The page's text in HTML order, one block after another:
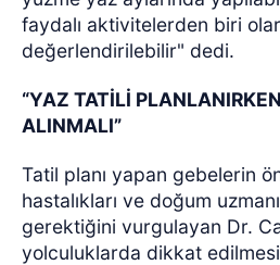
faydalı aktivitelerden biri
değerlendirilebilir" dedi.
“YAZ TATİLİ
ALINMALI”
Tatil planı yapan gebelerin
hastalıkları ve doğum
gerektiğini vurgulayan Dr.
yolculuklarda dikkat